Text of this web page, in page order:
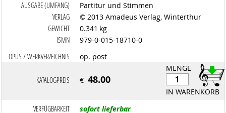
AUSGABE (UMFANG)
Partitur und Stimmen
VERLAG
© 2013 Amadeus Verlag, Winterthur
GEWICHT
0.341 kg
ISMN
979-0-015-18710-0
OPUS / WERKVERZEICHNIS
op. post
MENGE
IN WARENKORB
KATALOGPREIS €48.00
VERFÜGBARKEIT
sofort lieferbar